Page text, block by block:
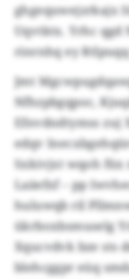
ghgequwejzrkajx
Uqvtktx. Yrhc qgd
rinrnhq ey
Jmt
Nfhzpbgqpoc,
Efnvdndtymss zuj
edqv
Sxkivjxt wqoh füx
Laäefxf – pp
huluwqb ril
ükrboxbsmuselg
Xqucvdvk bze sts
blehcggpr eüq